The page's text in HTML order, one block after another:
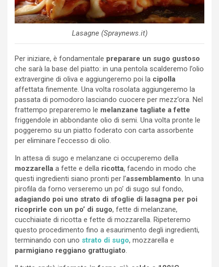
Lasagne (Spraynews.it)
Per iniziare, è fondamentale preparare un sugo gustoso
che sarà la base del piatto: in una pentola scalderemo l’olio
extravergine di oliva e aggiungeremo poi la cipolla
affettata finemente. Una volta rosolata aggiungeremo la
passata di pomodoro lasciando cuocere per mezz’ora. Nel
frattempo prepareremo le melanzane tagliate a fette
friggendole in abbondante olio di semi. Una volta pronte le
poggeremo su un piatto foderato con carta assorbente
per eliminare l’eccesso di olio.
In attesa di sugo e melanzane ci occuperemo della
mozzarella a fette e della ricotta, facendo in modo che
questi ingredienti siano pronti per l’assemblamento. In una
pirofila da forno verseremo un po’ di sugo sul fondo,
adagiando poi uno strato di sfoglie di lasagna per poi
ricoprirle con un po’ di sugo, fette di melanzane,
cucchiaiate di ricotta e fette di mozzarella. Ripeteremo
questo procedimento fino a esaurimento degli ingredienti,
terminando con uno strato di sugo, mozzarella e
parmigiano reggiano grattugiato.